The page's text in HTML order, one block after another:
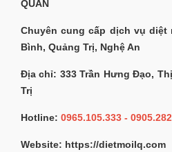
QUÂN
Chuyên cung cấp dịch vụ diệt
Bình, Quảng Trị, Nghệ An
Địa chỉ: 333 Trần Hưng Đạo,
Trị
Hotline: 0965.105.333 -
Website: https://dietmoilq.com